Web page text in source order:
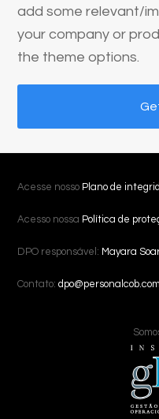
add some relevant/
your company or
the theme options.
Acesse nosso Plano de
Acesso nossa Política de
DPO responsável: Mayara
Contato: